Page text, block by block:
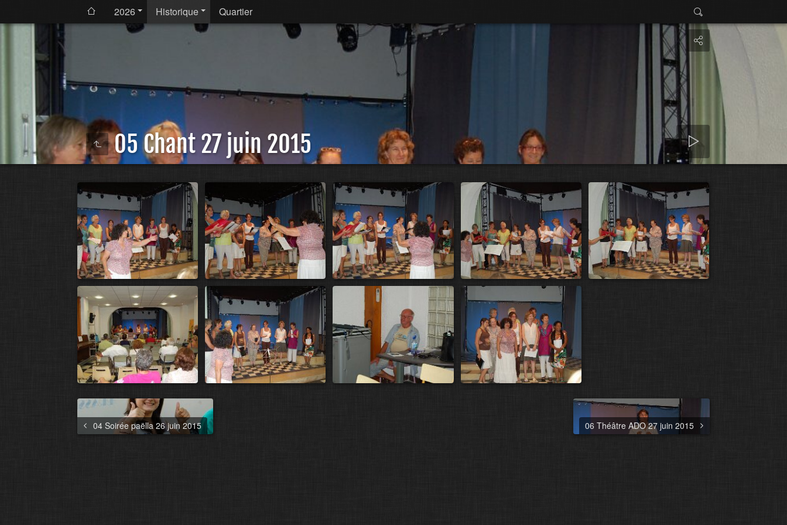
2026 Historique Quartier
05 Chant 27 juin 2015
04 Soirée paëlla 26 juin 2015 06 Théâtre ADO 27 juin 2015